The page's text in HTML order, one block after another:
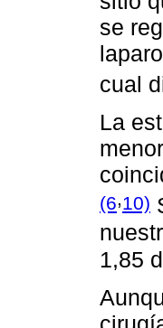
se
cual
La
(6,10)
1,85